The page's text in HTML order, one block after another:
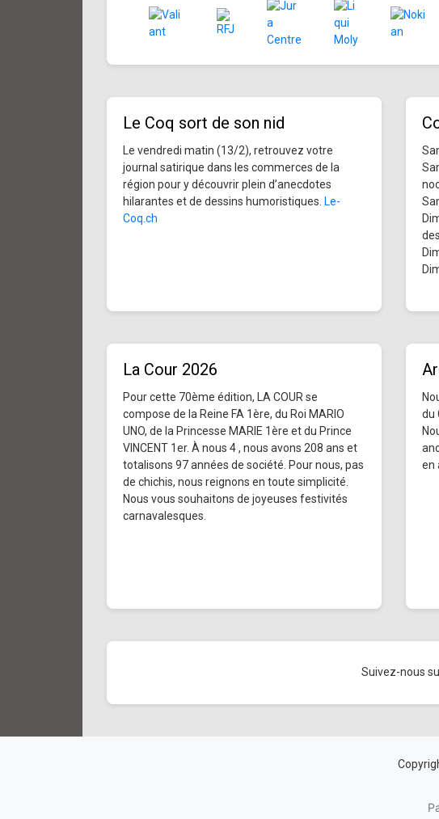
Le Coq sort de son nid
Le vendredi matin (13/2), retrouvez votre
journal satirique dans les commerces de la
région pour y découvrir plein d’anecdotes
hilarantes et de dessins humoristiques. Le-
Coq.ch
La Cour 2026
Pour cette 70ème édition, LA COUR se
compose de la Reine FA 1ère, du Roi MARIO
UNO, de la Princesse MARIE 1ère et du Prince
VINCENT 1er. À nous 4 , nous avons 208 ans et
totalisons 97 années de société. Pour nous, pas
de chichis, nous reignons en toute simplicité.
Nous vous souhaitons de joyeuses festivités
carnavalesques.
du
en
Suivez-nous